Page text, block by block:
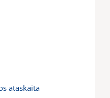
ataskaita